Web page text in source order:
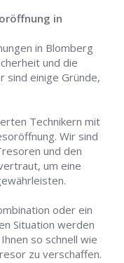
in
in Blomberg
und die
sind einige Gründe,
Technikern mit
Wir sind
und den
um eine
oder ein
Situation werden
so schnell wie
zu verschaffen.